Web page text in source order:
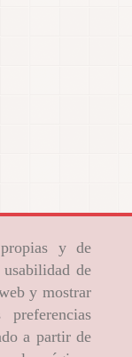
y de
de
y mostrar
a partir de